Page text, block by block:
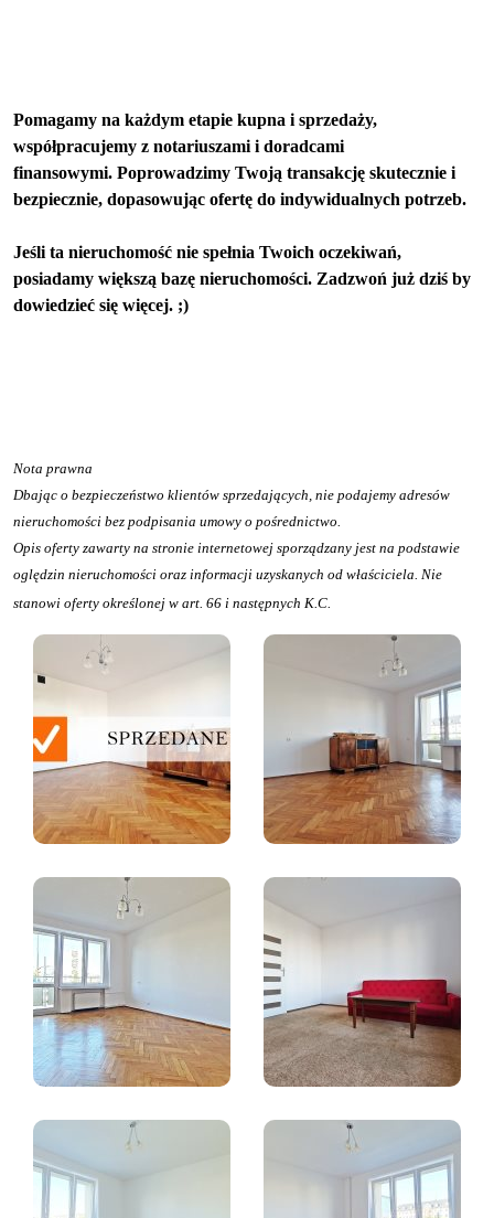
Pomagamy na każdym etapie kupna i sprzedaży,
współpracujemy z notariuszami i doradcami
finansowymi. Poprowadzimy Twoją transakcję skutecznie i
bezpiecznie, dopasowując ofertę do indywidualnych potrzeb.
Jeśli ta nieruchomość nie spełnia Twoich oczekiwań,
posiadamy większą bazę nieruchomości. Zadzwoń już dziś by
dowiedzieć się więcej. ;)
Nota prawna
Dbając o bezpieczeństwo klientów sprzedających, nie podajemy adresów
nieruchomości bez podpisania umowy o pośrednictwo.
Opis oferty zawarty na stronie internetowej sporządzany jest na podstawie
oględzin nieruchomości oraz informacji uzyskanych od właściciela. Nie
stanowi oferty określonej w art. 66 i następnych K.C.